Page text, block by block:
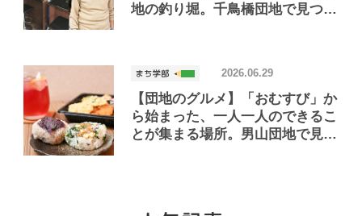
地の釣り堀。千鳥橋団地で見つけ
【団地のグルメ】「おむすび」か
ら始まった、一人一人のできるこ
とが集まる場所。男山団地で見つ
2026.06.29